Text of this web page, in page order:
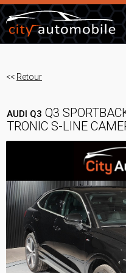
<< Retour
AUDI Q3 Q3
TRONIC S-LINE